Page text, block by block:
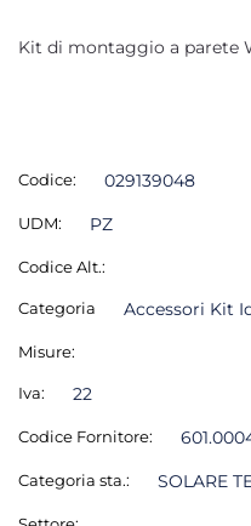
Kit di montaggio a parete
Codice: 029139048
UDM: PZ
Codice Alt.:
Categoria Accessori Kit
Misure:
Iva: 22
Codice Fornitore:
Categoria sta.: SOLARE